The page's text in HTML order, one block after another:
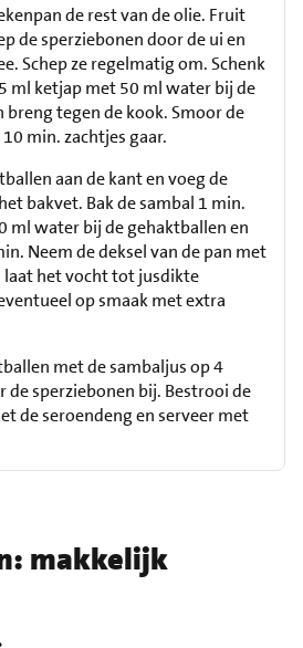
de rest van de olie. Fruit
de sperziebonen door de ui en
Schep ze regelmatig om. Schenk
ml ketjap met 50 ml water bij de
breng tegen de kook. Smoor de
min. zachtjes gaar.
aan de kant en voeg de
bakvet. Bak de sambal 1 min.
ml water bij de gehaktballen en
Neem de deksel van de pan met
laat het vocht tot jusdikte
op smaak met extra
met de sambaljus op 4
de sperziebonen bij. Bestrooi de
de seroendeng en serveer met
makkelijk